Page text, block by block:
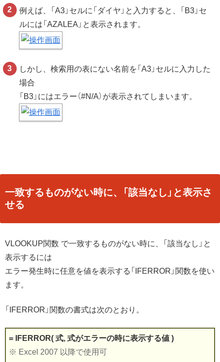
例えば、「A3」セルに「ダイヤ」と入力すると、「B3」セ
ルには「AZALEA」と表示されます。
しかし、検索用の表にない名前を「A3」セルに入力した
場合
「B3」にはエラー（#N/A）が表示されてしまいます。
一致するものがない時に、「該当なし」と表示さ
せる
VLOOKUP関数 で一致するものがない時に、「該当なし」と
表示するには
エラー発生時に任意を値を表示する「IFERROR」関数を使い
ます。
「IFERROR」関数の書式は次のとおり。
= IFERROR( 式, 式がエラーの時に表示する値 )
※ Excel 2007 以降で使用可